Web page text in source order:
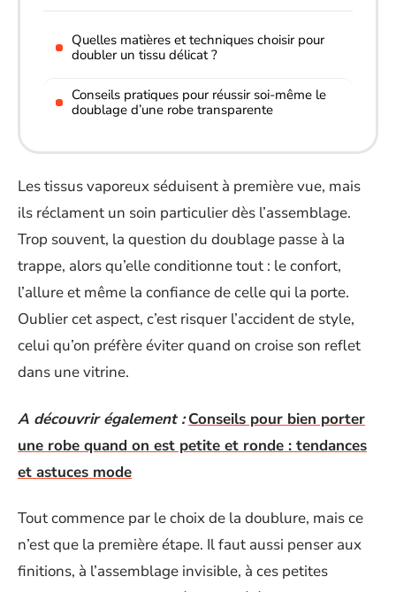
Quelles matières et techniques choisir pour
doubler un tissu délicat ?
Conseils pratiques pour réussir soi-même le
doublage d’une robe transparente
Les tissus vaporeux séduisent à première vue, mais
ils réclament un soin particulier dès l’assemblage.
Trop souvent, la question du doublage passe à la
trappe, alors qu’elle conditionne tout : le confort,
l’allure et même la confiance de celle qui la porte.
Oublier cet aspect, c’est risquer l’accident de style,
celui qu’on préfère éviter quand on croise son reflet
dans une vitrine.
A découvrir également : Conseils pour bien porter
une robe quand on est petite et ronde : tendances
et astuces mode
Tout commence par le choix de la doublure, mais ce
n’est que la première étape. Il faut aussi penser aux
finitions, à l’assemblage invisible, à ces petites